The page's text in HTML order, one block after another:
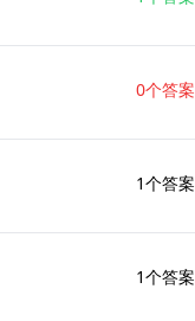
0个答案
1个答案
1个答案